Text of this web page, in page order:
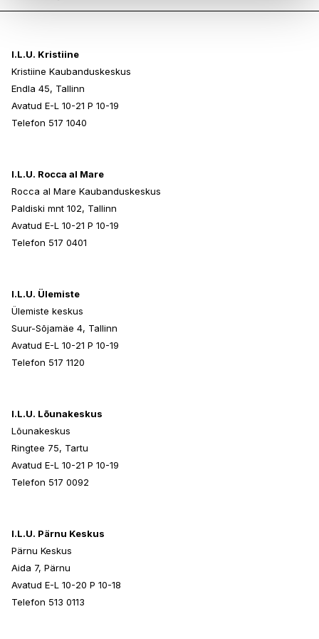
I.L.U. Kristiine
Kristiine Kaubanduskeskus
Endla 45, Tallinn
Avatud E-L 10-21 P 10-19
Telefon 517 1040
I.L.U. Rocca al Mare
Rocca al Mare Kaubanduskeskus
Paldiski mnt 102, Tallinn
Avatud E-L 10-21 P 10-19
Telefon 517 0401
I.L.U. Ülemiste
Ülemiste keskus
Suur-Sõjamäe 4, Tallinn
Avatud E-L 10-21 P 10-19
Telefon 517 1120
I.L.U. Lõunakeskus
Lõunakeskus
Ringtee 75, Tartu
Avatud E-L 10-21 P 10-19
Telefon 517 0092
I.L.U. Pärnu Keskus
Pärnu Keskus
Aida 7, Pärnu
Avatud E-L 10-20 P 10-18
Telefon 513 0113